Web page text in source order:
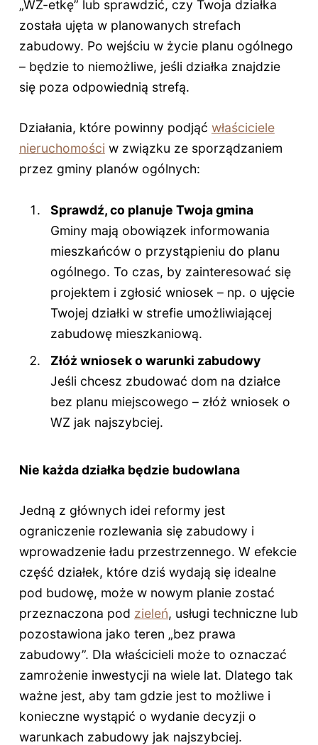
„WZ-etkę” lub sprawdzić, czy Twoja działka
została ujęta w planowanych strefach
zabudowy. Po wejściu w życie planu ogólnego
– będzie to niemożliwe, jeśli działka znajdzie
się poza odpowiednią strefą.
Działania, które powinny podjąć właściciele
nieruchomości w związku ze sporządzaniem
przez gminy planów ogólnych:
Sprawdź, co planuje Twoja gmina
Gminy mają obowiązek informowania
mieszkańców o przystąpieniu do planu
ogólnego. To czas, by zainteresować się
projektem i zgłosić wniosek – np. o ujęcie
Twojej działki w strefie umożliwiającej
zabudowę mieszkaniową.
Złóż wniosek o warunki zabudowy
Jeśli chcesz zbudować dom na działce
bez planu miejscowego – złóż wniosek o
WZ jak najszybciej.
Nie każda działka będzie budowlana
Jedną z głównych idei reformy jest
ograniczenie rozlewania się zabudowy i
wprowadzenie ładu przestrzennego. W efekcie
część działek, które dziś wydają się idealne
pod budowę, może w nowym planie zostać
przeznaczona pod zieleń, usługi techniczne lub
pozostawiona jako teren „bez prawa
zabudowy”. Dla właścicieli może to oznaczać
zamrożenie inwestycji na wiele lat. Dlatego tak
ważne jest, aby tam gdzie jest to możliwe i
konieczne wystąpić o wydanie decyzji o
warunkach zabudowy jak najszybciej.